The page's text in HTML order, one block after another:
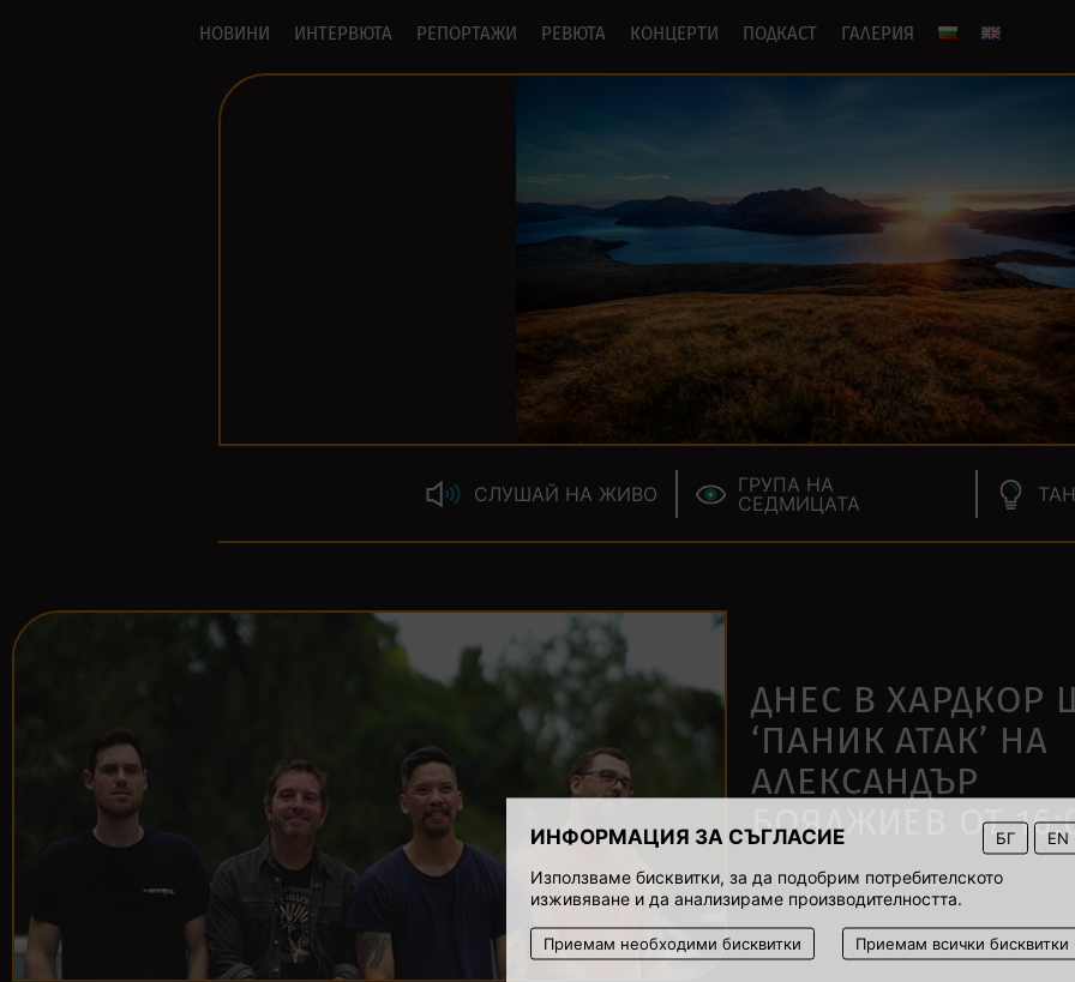
ИНФОРМАЦИЯ ЗА СЪГЛАСИЕ БГ EN
Използваме бисквитки, за да подобрим потребителското
изживяване и да анализираме производителността.
Приемам необходими бисквитки Приемам всички бисквитки
НОВИНИ ИНТЕРВЮТА РЕПОРТАЖИ РЕВЮТА КОНЦЕРТИ ПОДКАСТ ГАЛЕРИЯ
СЛУШАЙ НА ЖИВО
ГРУПА НА
СЕДМИЦАТА
ДНЕС В ХАРДКОР
‘ПАНИК АТАК’ НА
АЛЕКСАНДЪР
БОЯДЖИЕВ ОТ
16 ноември 2021
00:00